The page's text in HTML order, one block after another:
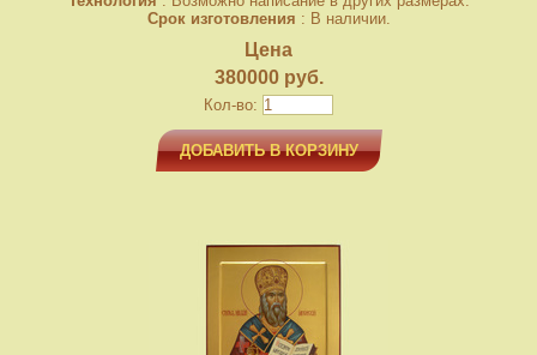
Срок изготовления : В наличии.
Цена
380000 руб.
Кол-во:
ДОБАВИТЬ В КОРЗИНУ